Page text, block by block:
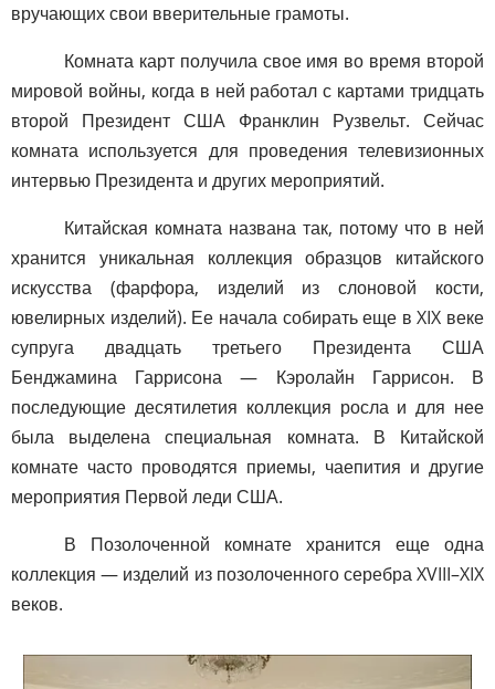
вручающих свои вверительные грамоты.
Комната карт получила свое имя во время второй
мировой войны, когда в ней работал с картами тридцать
второй Президент США Франклин Рузвельт. Сейчас
комната используется для проведения телевизионных
интервью Президента и других мероприятий.
Китайская комната названа так, потому что в ней
хранится уникальная коллекция образцов китайского
искусства (фарфора, изделий из слоновой кости,
ювелирных изделий). Ее начала собирать еще в XIX веке
супруга двадцать третьего Президента США
Бенджамина Гаррисона — Кэролайн Гаррисон. В
последующие десятилетия коллекция росла и для нее
была выделена специальная комната. В Китайской
комнате часто проводятся приемы, чаепития и другие
мероприятия Первой леди США.
В Позолоченной комнате хранится еще одна
коллекция — изделий из позолоченного серебра XVIII–XIX
веков.